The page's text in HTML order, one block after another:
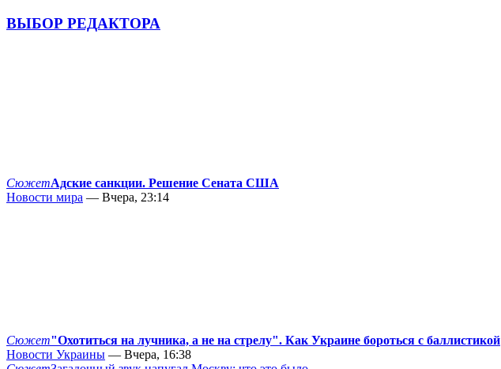
ВЫБОР РЕДАКТОРА
СюжетАдские санкции. Решение Сената США
Новости мира — Вчера, 23:14
Сюжет"Охотиться на лучника, а не на стрелу". Как Украине бороться с баллистикой
Новости Украины — Вчера, 16:38